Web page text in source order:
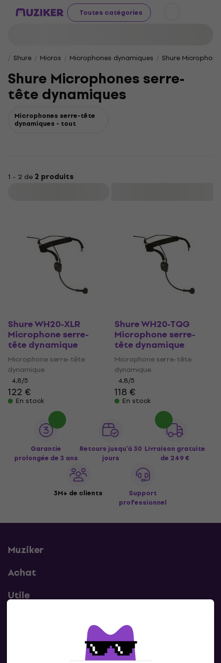
Toutes catégories
Shure Micros Microphones dynamiques Shure
Shure Microphones serre-
tête dynamiques
Microphones serre-tête
dynamiques - tout
1 - 2 de 2 produits
Shure WH20-XLR
Microphone serre-
tête dynamique
Microphone serre-tête
dynamique
4,8/5
122 €
En stock
Shure WH20-TQG
Microphone serre-
tête dynamique
Microphone serre-tête
dynamique
4,8/5
118 €
En stock
Garantie
prolongée de 3 ans
Retours jusqu’à 30
jours
Livraison gratuite
de 249 €
3M+ de clients
Support
professionnel
Muziker
Achat
Utile
Contacts